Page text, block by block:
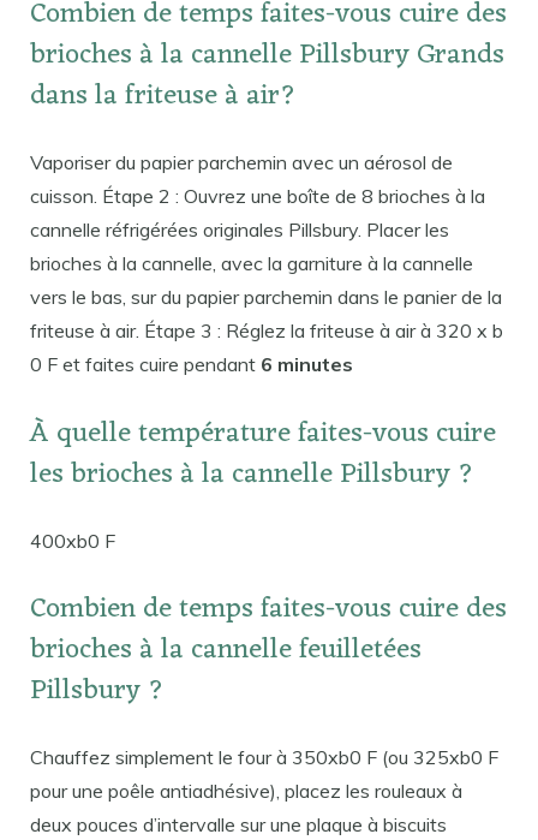
Combien de temps faites-vous cuire des
brioches à la cannelle Pillsbury Grands
dans la friteuse à air?
Vaporiser du papier parchemin avec un aérosol de
cuisson. Étape 2 : Ouvrez une boîte de 8 brioches à la
cannelle réfrigérées originales Pillsbury. Placer les
brioches à la cannelle, avec la garniture à la cannelle
vers le bas, sur du papier parchemin dans le panier de la
friteuse à air. Étape 3 : Réglez la friteuse à air à 320 x b
0 F et faites cuire pendant 6 minutes
À quelle température faites-vous cuire
les brioches à la cannelle Pillsbury ?
400xb0 F
Combien de temps faites-vous cuire des
brioches à la cannelle feuilletées
Pillsbury ?
Chauffez simplement le four à 350xb0 F (ou 325xb0 F
pour une poêle antiadhésive), placez les rouleaux à
deux pouces d’intervalle sur une plaque à biscuits